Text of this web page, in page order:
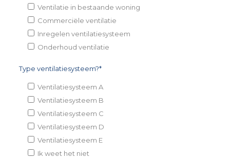
Ventilatie in bestaande woning
Commerciële ventilatie
Inregelen ventilatiesysteem
Onderhoud ventilatie
Type ventilatiesysteem?*
Ventilatiesysteem A
Ventilatiesysteem B
Ventilatiesysteem C
Ventilatiesysteem D
Ventilatiesysteem E
Ik weet het niet